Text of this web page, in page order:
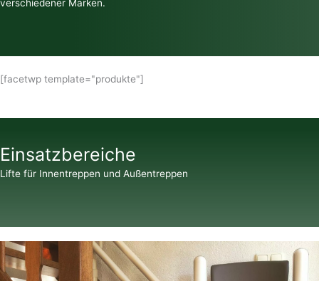
verschiedener Marken.
[facetwp template="produkte"]
Einsatzbereiche
Lifte für Innentreppen und Außentreppen